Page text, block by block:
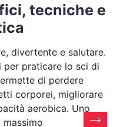
tecniche e
divertente e salutare.
per praticare lo sci di
di perdere
corporei, migliorare
aerobica. Uno